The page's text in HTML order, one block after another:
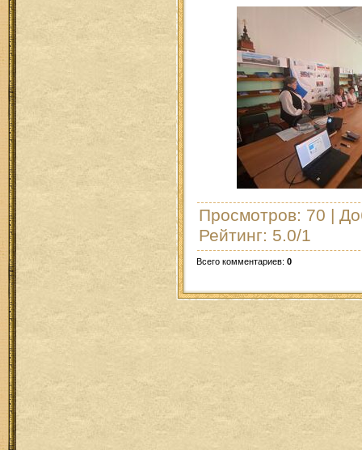
Просмотров: 70 |
Рейтинг: 5.0/1
Всего комментариев: 0